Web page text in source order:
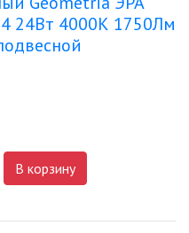
24Вт 4000К 1750Лм
В корзину